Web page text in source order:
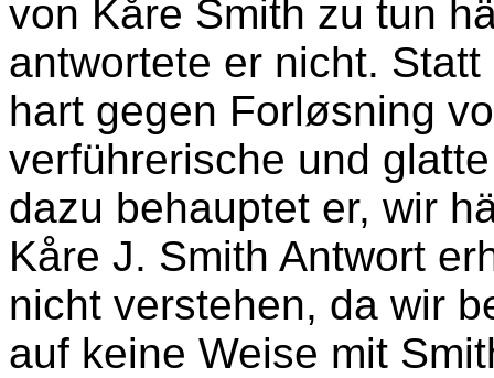
von Kåre Smith zu tun
antwortete er nicht.
hart gegen Forløsning
verführerische und
dazu behauptet er, wir
Kåre J. Smith Antwort
nicht verstehen, da wir
auf keine Weise mit